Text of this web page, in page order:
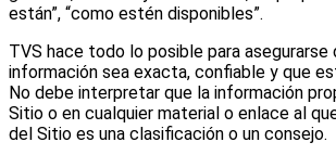
están”, “como estén disponibles”.
TVS hace todo lo posible para asegurarse
información sea exacta, confiable y que
No debe interpretar que la información
Sitio o en cualquier material o enlace al
del Sitio es una clasificación o un consejo.